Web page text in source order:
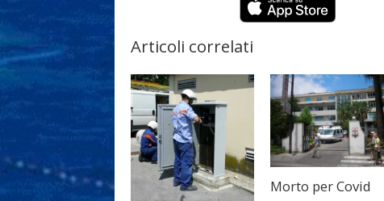
Articoli correlati
Morto per Covid